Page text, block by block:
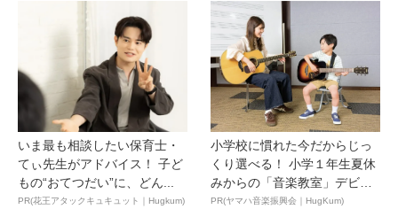
いま最も相談したい保育士・
てぃ先生がアドバイス！ 子ど
もの“おてつだい”に、どん...
PR(花王アタックキュキュット｜Hugkum)
小学校に慣れた今だからじっ
くり選べる！ 小学１年生夏休
みからの「音楽教室」デビ
ュ...
PR(ヤマハ音楽振興会｜HugKum)